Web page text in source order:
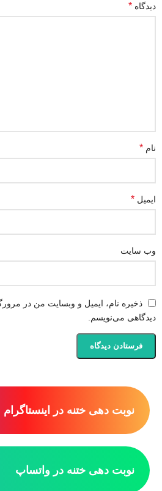
دیدگاه *
نام *
ایمیل *
وب‌ سایت
ذخیره نام، ایمیل و وبسایت من در
دیدگاهی می‌نویسم.
نوبت دهی ختنه در اینستاگرام
نوبت دهی ختنه در واتساپ